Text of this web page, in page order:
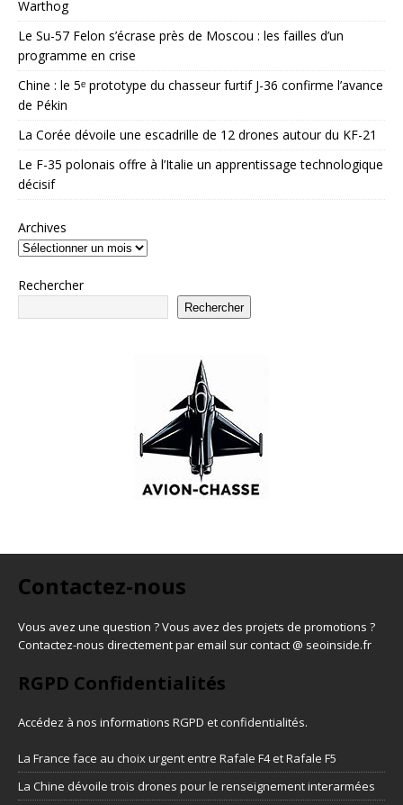
Warthog
Le Su-57 Felon s’écrase près de Moscou : les failles d’un
programme en crise
Chine : le 5ᵉ prototype du chasseur furtif J-36 confirme l’avance
de Pékin
La Corée dévoile une escadrille de 12 drones autour du KF-21
Le F-35 polonais offre à l’Italie un apprentissage technologique
décisif
Archives
Rechercher
Rechercher
Contactez-nous
Vous avez une question ? Vous avez des projets de promotions ?
Contactez-nous directement par email sur contact @ seoinside.fr
RGPD Confidentialités
Accédez à nos informations RGPD et confidentialités.
La France face au choix urgent entre Rafale F4 et Rafale F5
La Chine dévoile trois drones pour le renseignement interarmées